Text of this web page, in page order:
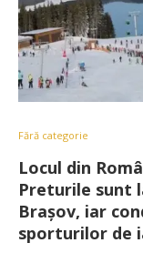
Fără categorie
Locul din
Preturile sunt
Braşov, iar
sporturilor de